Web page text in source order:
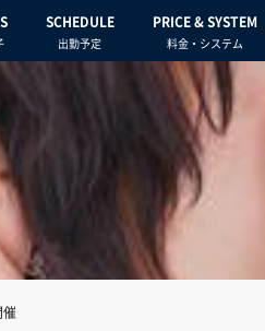
SCHEDULE
出勤予定
PRICE & SYSTEM
料金・システム
催